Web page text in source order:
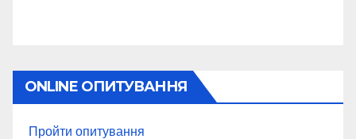
ONLINE ОПИТУВАННЯ
Пройти опитування